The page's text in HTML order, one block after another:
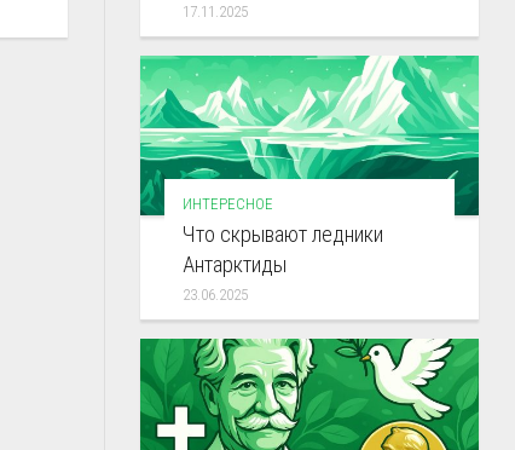
17.11.2025
ИНТЕРЕСНОЕ
Что скрывают ледники
Антарктиды
23.06.2025